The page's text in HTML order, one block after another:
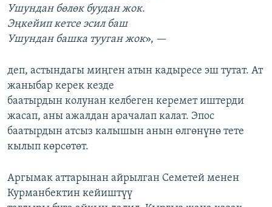
Ушундан бөлөк буудан жок.
Эңкейип кетсе эсил баш
Ушундан башка тууган жок», —
деп, астындагы миңген атын кадыресе эш тутат. Ат
жаныбар керек кезде
баатырдын колунан келбеген керемет иштерди
жасап, аны ажалдан арачалап калат. Эпос
баатырдын атсыз калышын анын өлгөнүнө тете
кылып көрсөтөт.
Аргымак аттарынан айрылган Семетей менен
Курманбектин кейиштүү